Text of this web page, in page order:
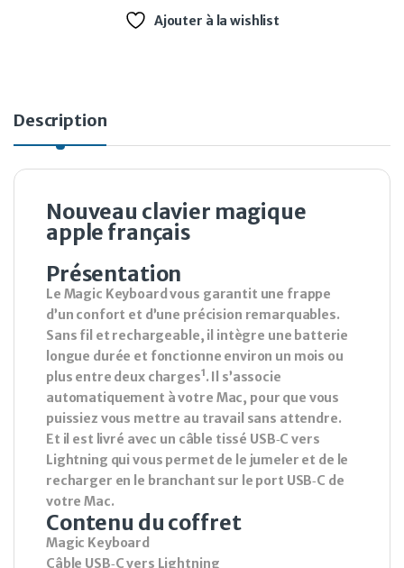
Ajouter à la wishlist
Description
Nouveau clavier magique
apple français
Présentation
Le Magic Keyboard vous garantit une frappe
d’un confort et d’une précision remarquables.
Sans fil et rechargeable, il intègre une batterie
longue durée et fonctionne environ un mois ou
plus entre deux charges¹. Il s’associe
automatiquement à votre Mac, pour que vous
puissiez vous mettre au travail sans attendre.
Et il est livré avec un câble tissé USB‑C vers
Lightning qui vous permet de le jumeler et de le
recharger en le branchant sur le port USB‑C de
votre Mac.
Contenu du coffret
Magic Keyboard
Câble USB‑C vers Lightning